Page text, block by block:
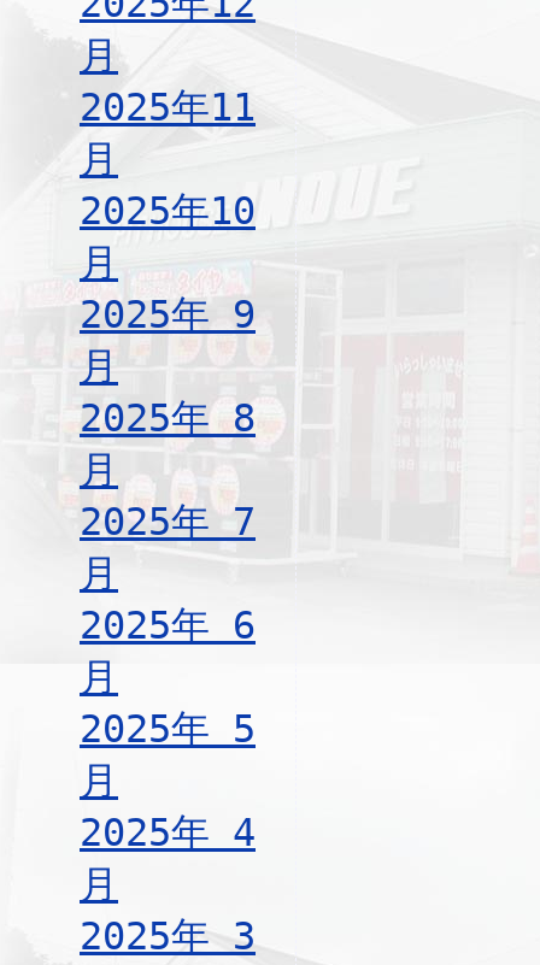
月
2025年11
月
2025年10
月
2025年 9
月
2025年 8
月
2025年 7
月
2025年 6
月
2025年 5
月
2025年 4
月
2025年 3